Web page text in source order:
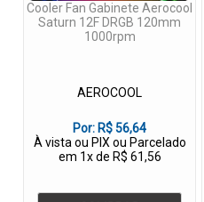
Cooler Fan Gabinete Aerocool
Saturn 12F DRGB 120mm
1000rpm
AEROCOOL
Por: R$ 56,64
À vista ou PIX ou Parcelado
em 1x de R$ 61,56